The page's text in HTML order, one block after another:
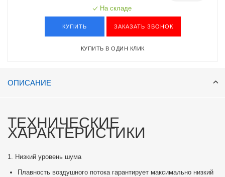
На складе
КУПИТЬ ЗАКАЗАТЬ ЗВОНОК
КУПИТЬ В ОДИН КЛИК
ОПИСАНИЕ
ТЕХНИЧЕСКИЕ
ХАРАКТЕРИСТИКИ
1. Низкий уровень шума
Плавность воздушного потока гарантирует максимально низкий